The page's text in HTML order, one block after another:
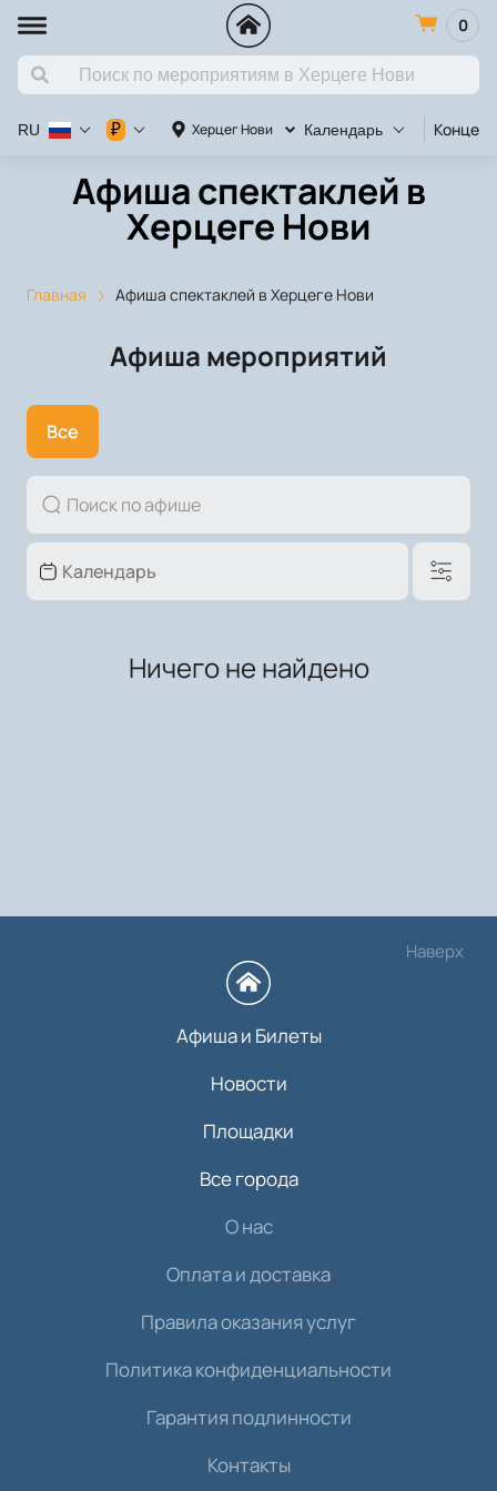
0
Херцег Нови Календарь Концерт
RU ₽
Афиша спектаклей в
Херцеге Нови
Главная Афиша спектаклей в Херцеге Нови
Афиша мероприятий
Все
Ничего не найдено
Наверх
Афиша и Билеты
Новости
Площадки
Все города
О нас
Оплата и доставка
Правила оказания услуг
Политика конфиденциальности
Гарантия подлинности
Контакты